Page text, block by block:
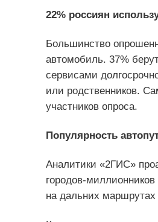
22% россиян
Большинство
автомобиль. 37%
сервисами
или родственников.
участников опроса.
Популярность
Аналитики «2ГИС»
городов-
на дальних маршрутах